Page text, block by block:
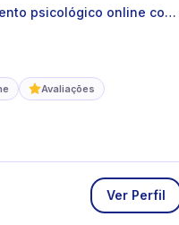
psicológico online com
Avaliações
Ver Perfil